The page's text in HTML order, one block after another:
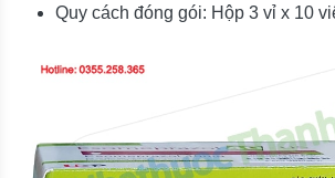
Quy cách đóng gói: Hộp 3 vỉ x 10